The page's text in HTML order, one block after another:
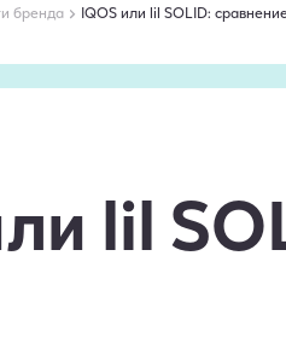
бренда IQOS или lil SOLID:
lil